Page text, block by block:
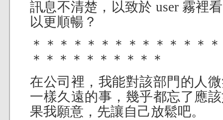
訊息不清楚，以致於 user 霧裡
以更順暢？
＊＊＊＊＊＊＊＊＊＊＊＊＊
＊＊＊＊＊＊＊＊＊＊
在公司裡，我能對該部門的人
一樣久遠的事，幾乎都忘了應
果我願意，先讓自己放鬆吧。